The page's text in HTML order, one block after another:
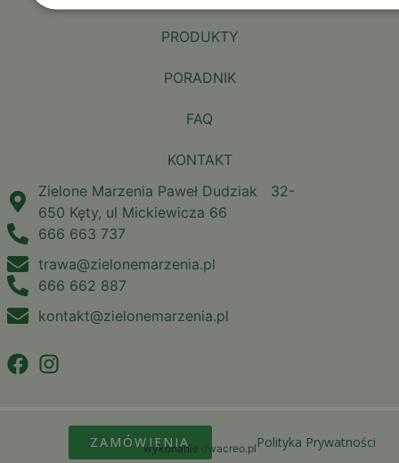
PRODUKTY
PORADNIK
FAQ
KONTAKT
Zielone Marzenia Paweł Dudziak 32-
650 Kęty, ul Mickiewicza 66
666 663 737
trawa@zielonemarzenia.pl
666 662 887
kontakt@zielonemarzenia.pl
ZAMÓWIENIA Polityka Prywatności
wykonanie dwacreo.pl